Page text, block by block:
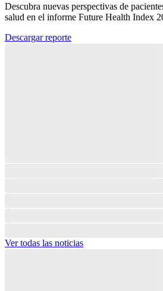
Descubra nuevas perspectivas de
salud en el informe Future Health Index
Descargar reporte
Ver todas las noticias